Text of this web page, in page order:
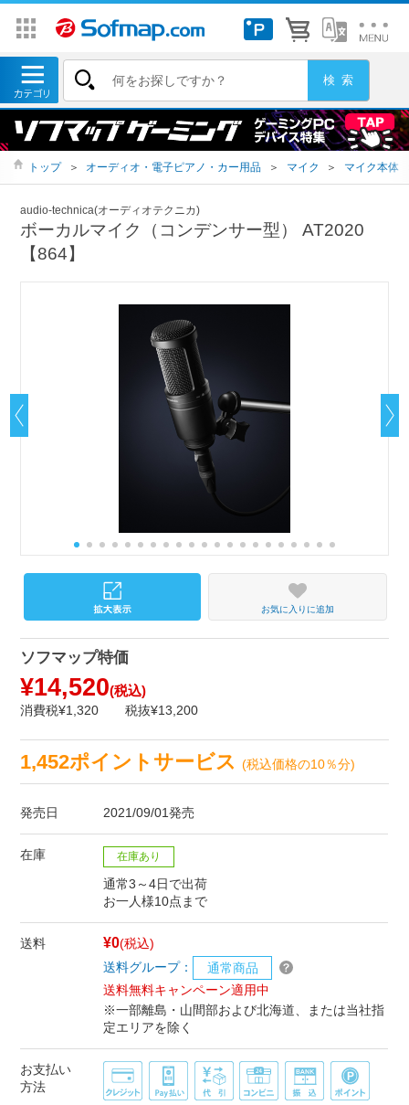
トップ ＞ オーディオ・電子ピアノ・カー用品 ＞ マイク ＞ マイク本体
audio-technica(オーディオテクニカ)
ボーカルマイク（コンデンサー型） AT2020
【864】
お気に入りに追加
ソフマップ特価
¥14,520(税込)
消費税¥1,320 税抜¥13,200
1,452ポイントサービス(税込価格の10％分)
発売日 2021/09/01発売
在庫 在庫あり
通常3～4日で出荷
お一人様10点まで
送料 ¥0(税込)
送料グループ：
通常商品
送料無料キャンペーン適用中
※一部離島・山間部および北海道、または当社指
定エリアを除く
お支払い
方法